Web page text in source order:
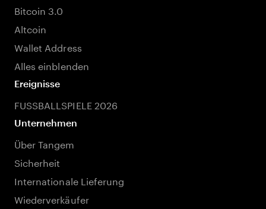
Bitcoin 3.0
Altcoin
Wallet Address
Alles einblenden
Ereignisse
FUSSBALLSPIELE 2026
Unternehmen
Über Tangem
Sicherheit
Internationale Lieferung
Wiederverkäufer